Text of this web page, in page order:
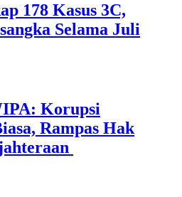
178 Kasus 3C,
Selama Juli
Korupsi
Rampas Hak